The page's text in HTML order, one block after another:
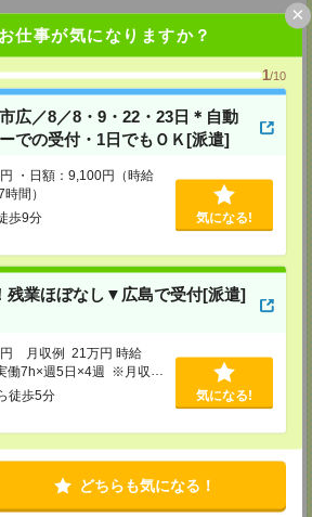
仕事が気になりますか？
1/10
市広／8／8・9・22・23日＊自動
での受付・1日でもＯＫ[派遣]
・日額：9,100円（時給
間）
歩9分 気になる!
残業ほぼなし▼広島で受付[派遣]
月収例 21万円 時給
働7h×週5日×4週 ※月収例
ものではありません。※給
徒歩5分 気になる!
どちらも気になる！
×
町1丁目3番3号 神戸ハーバーランドセンタービ
目1番地22号 広島興銀ビル11階
番地21号 ジブラルタ生命松山ビル8階
丁目6番24号 第6ガーデンビル2階